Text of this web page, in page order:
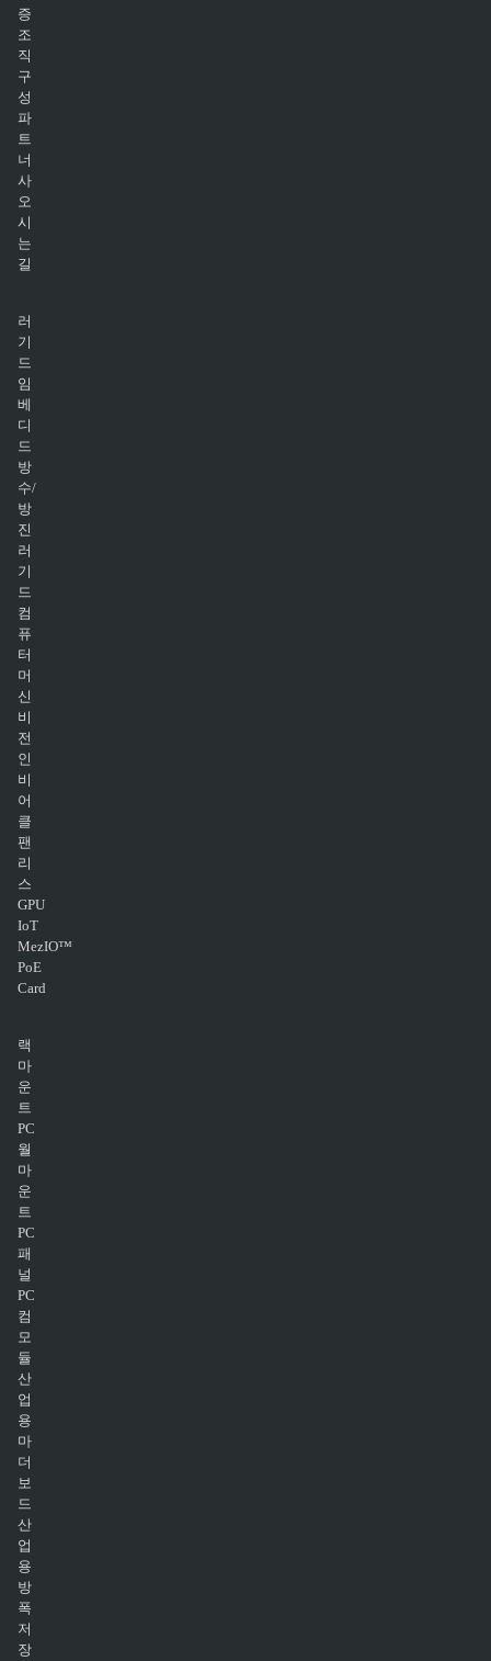
증
조
직
구
성
파
트
너
사
오
시
는
길
러
기
드
임
베
디
드
방
수/
방
진
러
기
드
컴
퓨
터
머
신
비
전
인
비
어
클
팬
리
스
GPU
IoT
MezIO™
PoE
Card
랙
마
운
트
PC
월
마
운
트
PC
패
널
PC
컴
모
듈
산
업
용
마
더
보
드
산
업
용
방
폭
저
장